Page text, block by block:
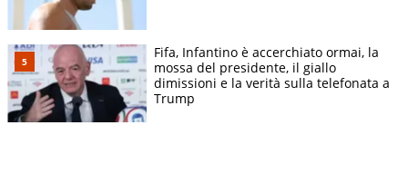
Fifa, Infantino è accerchiato ormai, la
mossa del presidente, il giallo
dimissioni e la verità sulla telefonata a
Trump